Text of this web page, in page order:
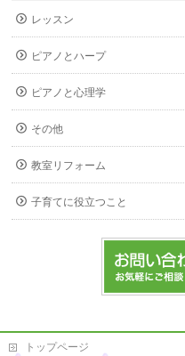
レッスン
ピアノとハープ
ピアノと心理学
その他
教室リフォーム
子育てに役立つこと
トップページ